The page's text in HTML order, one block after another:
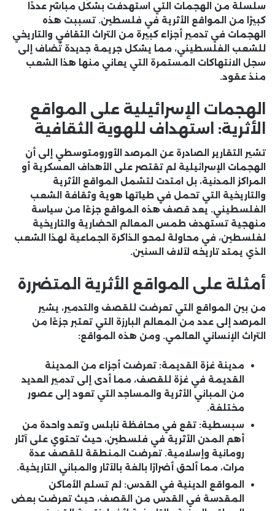
سلسلة من الهجمات التي استهدفت بشكل مباشر عددًا
كبيرًا من المواقع الأثرية في فلسطين. تسببت هذه
الهجمات في تدمير أجزاء كبيرة من التراث الثقافي والتاريخي
للشعب الفلسطيني، مما يشكل جريمة جديدة تُضاف إلى
سجل الانتهاكات المستمرة التي يعاني منها هذا الشعب
منذ عقود.
الهجمات الإسرائيلية على المواقع
الأثرية: استهداف للهوية الثقافية
تشير التقارير الصادرة عن المرصد الأورومتوسطي إلى أن
الهجمات الإسرائيلية لم تقتصر على الأهداف العسكرية أو
المراكز المدنية، بل امتدت لتشمل المواقع الأثرية
والتاريخية التي تحمل في طياتها هوية وثقافة الشعب
الفلسطيني. يعد قصف هذه المواقع جزءًا من سياسة
منهجية تستهدف طمس المعالم الحضارية والتاريخية
لفلسطين، في محاولة لمحو الذاكرة الجماعية لهذا الشعب
الذي يمتد تاريخه لآلاف السنين.
أمثلة على المواقع الأثرية المتضررة
من بين المواقع التي تعرضت للقصف والتدمير، يشير
المرصد إلى عدد من المعالم البارزة التي تعتبر جزءًا من
التراث الإنساني العالمي. ومن هذه المواقع:
مدينة غزة القديمة: تعرضت أجزاء من المدينة
القديمة في غزة للقصف، مما أدى إلى تدمير العديد
من المباني الأثرية والمساجد التي تعود إلى عصور
مختلفة.
سبسطية: تقع في محافظة نابلس وتعد واحدة من
أهم المدن الأثرية في فلسطين، حيث تحتوي على آثار
رومانية وإسلامية. تعرضت المنطقة للقصف عدة
مرات، مما ألحق أضرارًا بالغة بالآثار والمباني التاريخية.
المواقع الدينية في القدس: لم تسلم الأماكن
المقدسة في القدس من القصف، حيث تعرضت بعض